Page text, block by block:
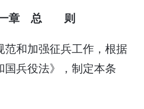
章 总 则
和加强征兵工作，根据
国兵役法》，制定本条